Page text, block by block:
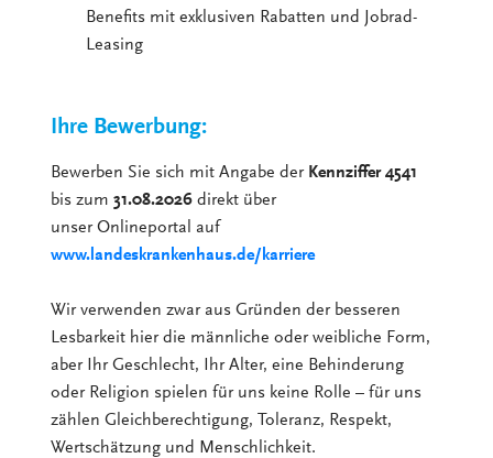
Benefits mit exklusiven Rabatten und Jobrad-
Leasing
Ihre Bewerbung:
Bewerben Sie sich mit Angabe der Kennziffer 4541
bis zum31.08.2026 direkt über
unser Onlineportal auf
www.landeskrankenhaus.de/karriere
Wir verwenden zwar aus Gründen der besseren
Lesbarkeit hier die männliche oder weibliche Form,
aber Ihr Geschlecht, Ihr Alter, eine Behinderung
oder Religion spielen für uns keine Rolle – für uns
zählen Gleichberechtigung, Toleranz, Respekt,
Wertschätzung und Menschlichkeit.